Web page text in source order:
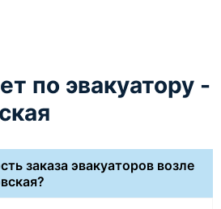
по эвакуатору -
заказа эвакуаторов возле